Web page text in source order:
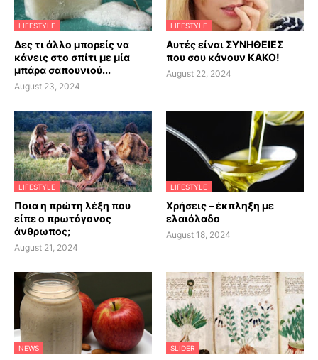
LIFESTYLE
Δες τι άλλο μπορείς να
κάνεις στο σπίτι με μία
μπάρα σαπουνιού...
August 23, 2024
LIFESTYLE
Αυτές είναι ΣΥΝΗΘΕΙΕΣ
που σου κάνουν ΚΑΚΟ!
August 22, 2024
LIFESTYLE
Ποια η πρώτη λέξη που
είπε ο πρωτόγονος
άνθρωπος;
August 21, 2024
LIFESTYLE
Χρήσεις – έκπληξη με
ελαιόλαδο
August 18, 2024
NEWS SLIDER